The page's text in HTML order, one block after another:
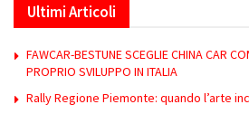
Ultimi Articoli
FAWCAR-BESTUNE SCEGLIE CHINA CAR
PROPRIO SVILUPPO IN ITALIA
Rally Regione Piemonte: quando l’arte